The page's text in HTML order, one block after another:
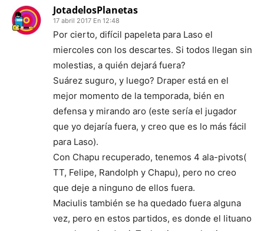
JotadelosPlanetas
17 abril 2017 En 12:48
Por cierto, difícil papeleta para Laso el
miercoles con los descartes. Si todos llegan sin
molestias, a quién dejará fuera?
Suárez suguro, y luego? Draper está en el
mejor momento de la temporada, bién en
defensa y mirando aro (este sería el jugador
que yo dejaría fuera, y creo que es lo más fácil
para Laso).
Con Chapu recuperado, tenemos 4 ala-pivots(
TT, Felipe, Randolph y Chapu), pero no creo
que deje a ninguno de ellos fuera.
Maciulis también se ha quedado fuera alguna
vez, pero en estos partidos, es donde el lituano